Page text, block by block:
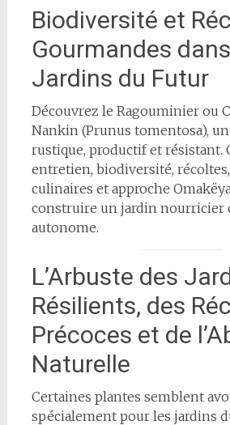
Biodiversité et
Gourmandes
Jardins du Futur
Découvrez le Ragouminier ou
Nankin (Prunus tomentosa),
rustique, productif et résistant.
entretien, biodiversité, récoltes,
culinaires et approche
construire un jardin nourricier
autonome.
L’Arbuste des
Résilients, des
Précoces et de
Naturelle
Certaines plantes semblent
spécialement pour les jardins